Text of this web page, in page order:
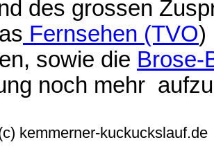
des grossen
Fernsehen (TVO)
sowie die Brose-
noch mehr
kemmerner-kuckuckslauf.de